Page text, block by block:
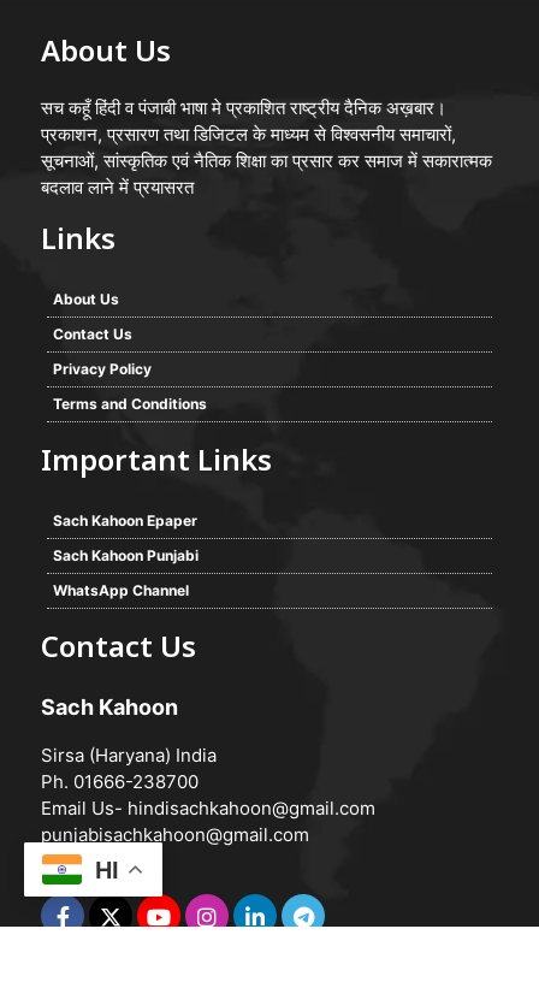
About Us
सच कहूँ हिंदी व पंजाबी भाषा मे प्रकाशित राष्ट्रीय दैनिक अख़बार।
प्रकाशन, प्रसारण तथा डिजिटल के माध्यम से विश्वसनीय समाचारों,
सूचनाओं, सांस्कृतिक एवं नैतिक शिक्षा का प्रसार कर समाज में सकारात्मक
बदलाव लाने में प्रयासरत
Links
About Us
Contact Us
Privacy Policy
Terms and Conditions
Important Links
Sach Kahoon Epaper
Sach Kahoon Punjabi
WhatsApp Channel
Contact Us
Sach Kahoon
Sirsa (Haryana) India
Ph. 01666-238700
Email Us- hindisachkahoon@gmail.com
punjabisachkahoon@gmail.com
HI